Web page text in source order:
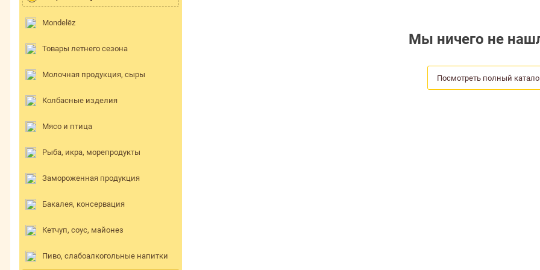
Mondelēz
Товары летнего сезона
Молочная продукция, сыры
Колбасные изделия
Мясо и птица
Рыба, икра, морепродукты
Замороженная продукция
Бакалея, консервация
Кетчуп, соус, майонез
Пиво, слабоалкогольные напитки
Мы ничего не
Посмотреть полный